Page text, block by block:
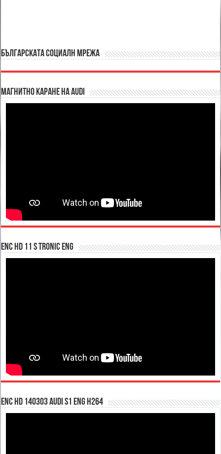
БЪЛГАРСКАТА СОЦИАЛН МРЕЖА
Магнитно каране на Audi
enc hd 11 S tronic ENG
enc hd 140303 Audi S1 ENG H264